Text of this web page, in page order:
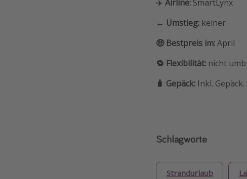
✈️ Airline: SmartLynx
↔️ Umstieg: keiner
🤑 Bestpreis im:April
🔁 Flexibilität: nicht
🧳 Gepäck: Inkl.
Schlagworte
Strandurlaub